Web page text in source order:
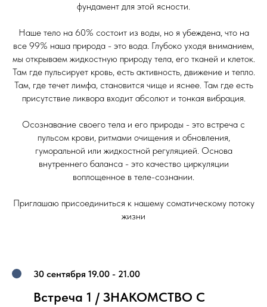
фундамент для этой ясности.
Наше тело на 60% состоит из воды, но я убеждена, что на
все 99% наша природа - это вода. Глубоко уходя вниманием,
мы открываем жидкостную природу тела, его тканей и клеток.
Там где пульсирует кровь, есть активность, движение и тепло.
Там, где течет лимфа, становится чище и яснее. Там где есть
присутствие ликвора входит абсолют и тонкая вибрация.
Осознавание своего тела и его природы - это встреча с
пульсом крови, ритмами очищения и обновления,
гуморальной или жидкостной регуляцией. Основа
внутреннего баланса - это качество циркуляции
воплощенное в теле-сознании.
Приглашаю присоединиться к нашему соматическому потоку
жизни
30 сентября 19.00 - 21.00
Встреча 1 / ЗНАКОМСТВО С